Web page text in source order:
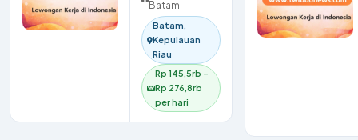
Batam
Batam,
Kepulauan
Riau
Rp 145,5rb –
Rp 276,8rb
per hari